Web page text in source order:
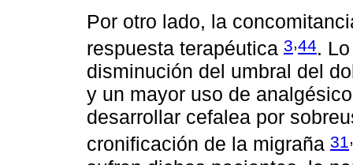
Por otro lado, la
respuesta terapéutica 3,44.
disminución del umbral del
y un mayor uso de
desarrollar cefalea por
cronificación de la migraña 31 ,